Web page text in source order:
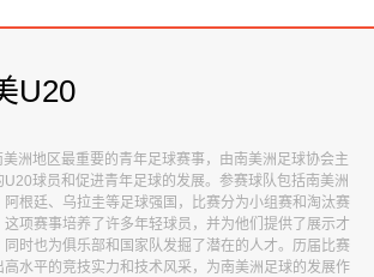
U20
洲地区最重要的青年足球赛事，由南美洲足球协会主
球员和促进青年足球的发展。参赛球队包括南美洲
根廷、乌拉圭等足球强国，比赛分为小组赛和淘汰赛
这项赛事培养了许多年轻球员，并为他们提供了展示才
时也为俱乐部和国家队发掘了潜在的人才。历届比赛
水平的竞技实力和技术风采，为南美洲足球的发展作